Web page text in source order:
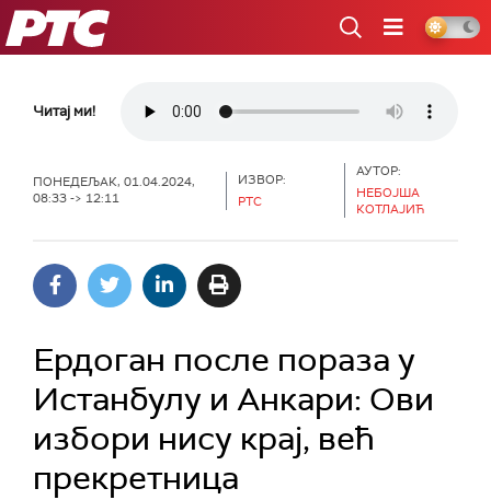
РТС
Читај ми!
ПОНЕДЕЉАК, 01.04.2024,
08:33 -> 12:11
ИЗВОР:
РТС
АУТОР:
НЕБОЈША
КОТЛАЈИЋ
Ердоган после пораза у
Истанбулу и Анкари: Ови
избори нису крај, већ
прекретница